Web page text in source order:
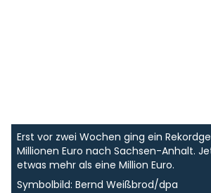
Erst vor zwei Wochen ging ein
Millionen Euro nach Sachsen-Anhalt.
etwas mehr als eine Million Euro.
Symbolbild: Bernd Weißbrod/dpa